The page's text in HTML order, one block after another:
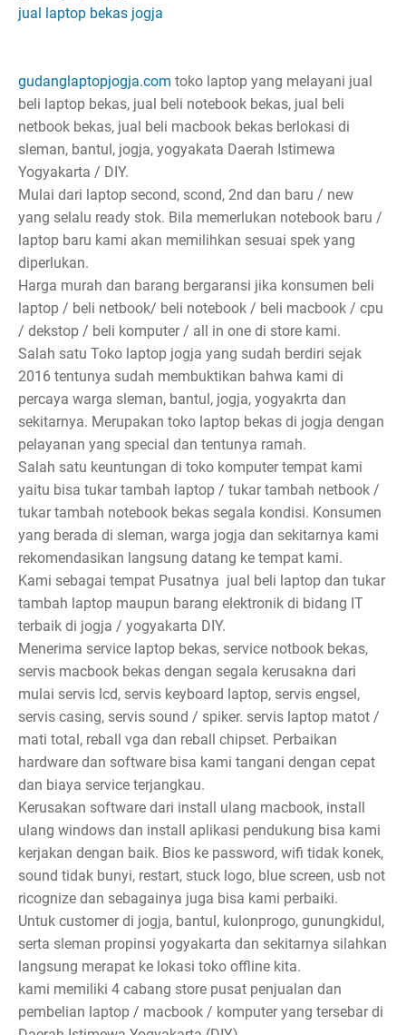
jual laptop bekas jogja
gudanglaptopjogja.com toko laptop yang melayani jual
beli laptop bekas, jual beli notebook bekas, jual beli
netbook bekas, jual beli macbook bekas berlokasi di
sleman, bantul, jogja, yogyakata Daerah Istimewa
Yogyakarta / DIY.
Mulai dari laptop second, scond, 2nd dan baru / new
yang selalu ready stok. Bila memerlukan notebook baru /
laptop baru kami akan memilihkan sesuai spek yang
diperlukan.
Harga murah dan barang bergaransi jika konsumen beli
laptop / beli netbook/ beli notebook / beli macbook / cpu
/ dekstop / beli komputer / all in one di store kami.
Salah satu Toko laptop jogja yang sudah berdiri sejak
2016 tentunya sudah membuktikan bahwa kami di
percaya warga sleman, bantul, jogja, yogyakrta dan
sekitarnya. Merupakan toko laptop bekas di jogja dengan
pelayanan yang special dan tentunya ramah.
Salah satu keuntungan di toko komputer tempat kami
yaitu bisa tukar tambah laptop / tukar tambah netbook /
tukar tambah notebook bekas segala kondisi. Konsumen
yang berada di sleman, warga jogja dan sekitarnya kami
rekomendasikan langsung datang ke tempat kami.
Kami sebagai tempat Pusatnya jual beli laptop dan tukar
tambah laptop maupun barang elektronik di bidang IT
terbaik di jogja / yogyakarta DIY.
Menerima service laptop bekas, service notbook bekas,
servis macbook bekas dengan segala kerusakna dari
mulai servis lcd, servis keyboard laptop, servis engsel,
servis casing, servis sound / spiker. servis laptop matot /
mati total, reball vga dan reball chipset. Perbaikan
hardware dan software bisa kami tangani dengan cepat
dan biaya service terjangkau.
Kerusakan software dari install ulang macbook, install
ulang windows dan install aplikasi pendukung bisa kami
kerjakan dengan baik. Bios ke password, wifi tidak konek,
sound tidak bunyi, restart, stuck logo, blue screen, usb not
ricognize dan sebagainya juga bisa kami perbaiki.
Untuk customer di jogja, bantul, kulonprogo, gunungkidul,
serta sleman propinsi yogyakarta dan sekitarnya silahkan
langsung merapat ke lokasi toko offline kita.
kami memiliki 4 cabang store pusat penjualan dan
pembelian laptop / macbook / komputer yang tersebar di